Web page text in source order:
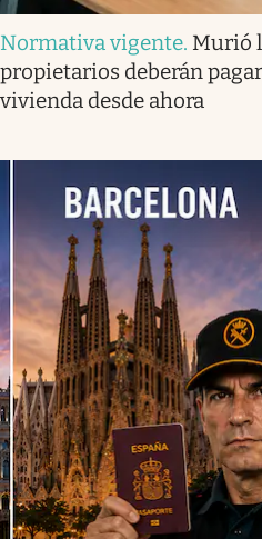
Normativa vigente. Murió
propietarios deberán
vivienda desde ahora